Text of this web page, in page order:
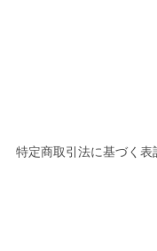
特定商取引法に基づく表